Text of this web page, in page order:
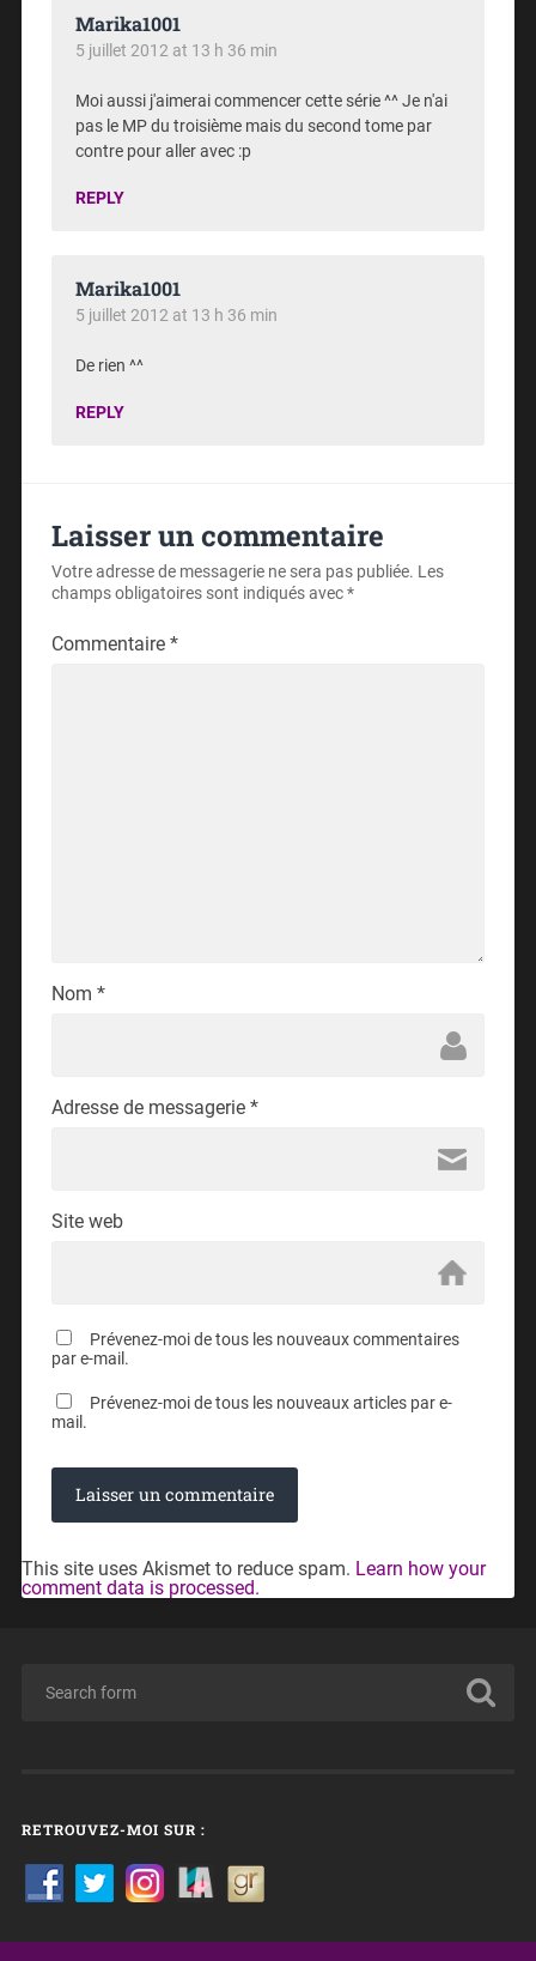
Marika1001
5 juillet 2012 at 13 h 36 min
Moi aussi j'aimerai commencer cette série ^^ Je n'ai
pas le MP du troisième mais du second tome par
contre pour aller avec :p
REPLY
Marika1001
5 juillet 2012 at 13 h 36 min
De rien ^^
REPLY
Laisser un commentaire
Votre adresse de messagerie ne sera pas publiée. Les
champs obligatoires sont indiqués avec*
Commentaire *
Nom *
Adresse de messagerie *
Site web
Prévenez-moi de tous les nouveaux commentaires
par e-mail.
Prévenez-moi de tous les nouveaux articles par e-
mail.
This site uses Akismet to reduce spam. Learn how your
comment data is processed.
RETROUVEZ-MOI SUR :